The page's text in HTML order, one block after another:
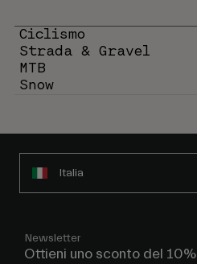
Ciclismo
Strada & Gravel
MTB
Snow
Italia
Newsletter
Ottieni uno sconto del 10%